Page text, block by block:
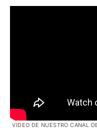
VIDEO DE NUESTRO CANAL